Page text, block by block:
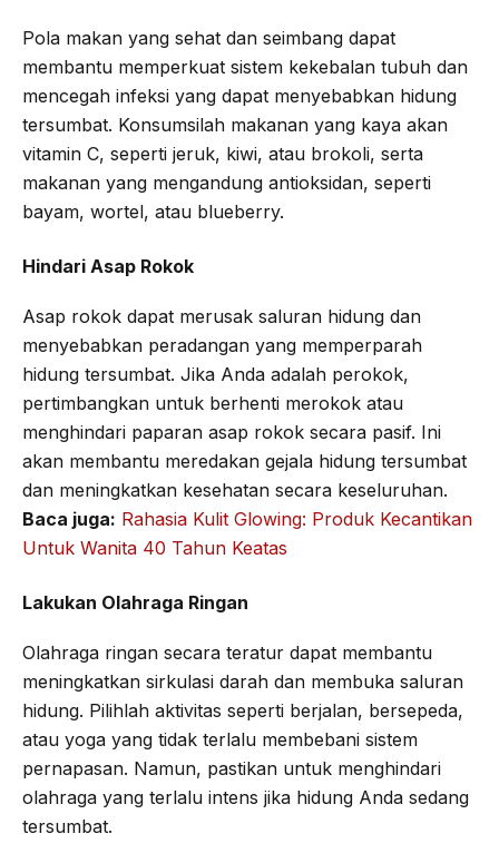
Pola makan yang sehat dan seimbang dapat
membantu memperkuat sistem kekebalan tubuh dan
mencegah infeksi yang dapat menyebabkan hidung
tersumbat. Konsumsilah makanan yang kaya akan
vitamin C, seperti jeruk, kiwi, atau brokoli, serta
makanan yang mengandung antioksidan, seperti
bayam, wortel, atau blueberry.
Hindari Asap Rokok
Asap rokok dapat merusak saluran hidung dan
menyebabkan peradangan yang memperparah
hidung tersumbat. Jika Anda adalah perokok,
pertimbangkan untuk berhenti merokok atau
menghindari paparan asap rokok secara pasif. Ini
akan membantu meredakan gejala hidung tersumbat
dan meningkatkan kesehatan secara keseluruhan.
Baca juga: Rahasia Kulit Glowing: Produk Kecantikan
Untuk Wanita 40 Tahun Keatas
Lakukan Olahraga Ringan
Olahraga ringan secara teratur dapat membantu
meningkatkan sirkulasi darah dan membuka saluran
hidung. Pilihlah aktivitas seperti berjalan, bersepeda,
atau yoga yang tidak terlalu membebani sistem
pernapasan. Namun, pastikan untuk menghindari
olahraga yang terlalu intens jika hidung Anda sedang
tersumbat.